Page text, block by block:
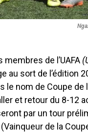
de l’UAFA
au sort de l’édition
nom de Coupe de
et retour du 8-12
par un tour
de la